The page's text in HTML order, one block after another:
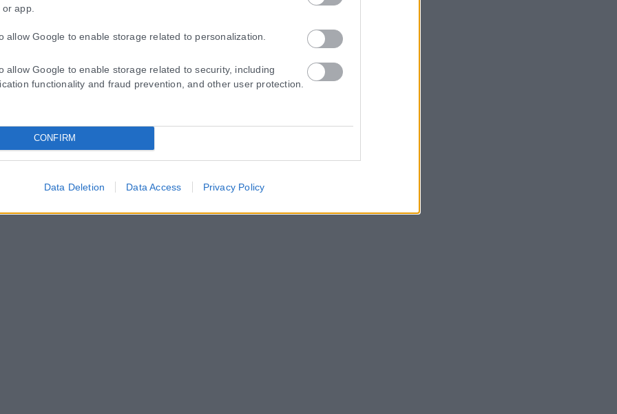
app.
allow Google to enable storage related to personalization.
allow Google to enable storage related to security, including
functionality and fraud prevention, and other user protection.
CONFIRM
Data Deletion Data Access Privacy Policy